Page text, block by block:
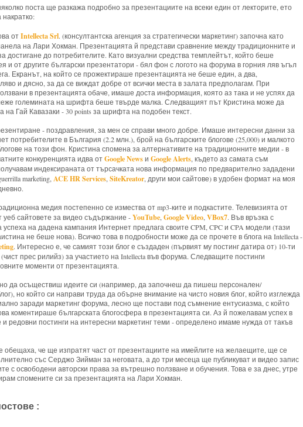
поста ще разкажа подробно за презентациите на всеки един от лекторите, ето
накратко:
отIntellecta Srl. (консултантска агенция за стратегически маркетинг) започна като
на Лари Хокман. Презентацията й представи сравнение между традиционните и
достигане до потребителите. Като визуални средства темплейтът, който беше
и от другите български презентатори - бял фон с логото на форума в горния ляв ъгъл
Екранът, на който се прожектираше презентацията не беше един, а два,
и дясно, за да се виждат добре от всички места в залата предполагам. При
в презентацията обаче, имаше доста информация, която аз така и не успях да
големината на шрифта беше твърде малка. Следващият път Кристина може да
на Гай Кавазаки - 30 points за шрифта на подобен текст.
- поздравления, за мен се справи много добре. Имаше интересни данни за
потребителите в България (2.2 млн.), брой на българските блогове (25,000) и малкото
на този фон. Кристина спомена за алтернативите на традиционните медии - в
конкуренцията идва отGoogle Newsи Google Alerts, където аз самата съм
индексираната от търсачката нова информация по предварително зададени
marketing, ACE HR Services, SiteKreator, други мои сайтове) в удобен формат на моя
медия постепенно се измества от mp3-ките и подкастите. Телевизията от
уеб сайтовете за видео съдържание -YouTube, Google Video, VBox7. Във връзка с
на дадена кампания Интернет предлага своите CPM, CPC и CPA модели (тази
не беше нова). Всичко това в подробности може да се прочете в блога на Intellecta -
. Интересно е, че самият този блог е създаден (първият му постинг датира от) 10-ти
прес рилийз) за участието на Intellecta във форума. Следващите постинги
моменти от презентацията.
да осъществиш идеите си (например, да започнеш да пишеш персонален/
но който си направи труда да обърне внимание на чисто новия блог, който изглежда
заради маркетинг форума, лесно ще постави под съмнение ентусиазма, с който
коментираше българската блогосфера в презентацията си. Аз й пожелавам успех в
и редовни постинги на интересни маркетинг теми - определено имаме нужда от такъв
обещаха, че ще изпратят част от презентациите на имейлите на желаещите, ще се
със Серджо Зийман за неговата, а до три месеца ще публикуват и видео запис
с освободени авторски права за вътрешно ползване и обучения. Това е за днес, утре
спомените си за презентацията на Лари Хокман.
: